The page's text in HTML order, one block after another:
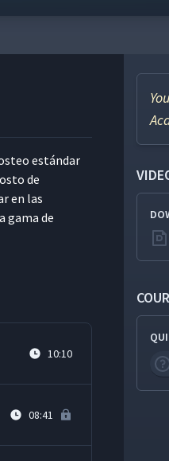
están­dar
de
en las
gama de
10:10
08:41